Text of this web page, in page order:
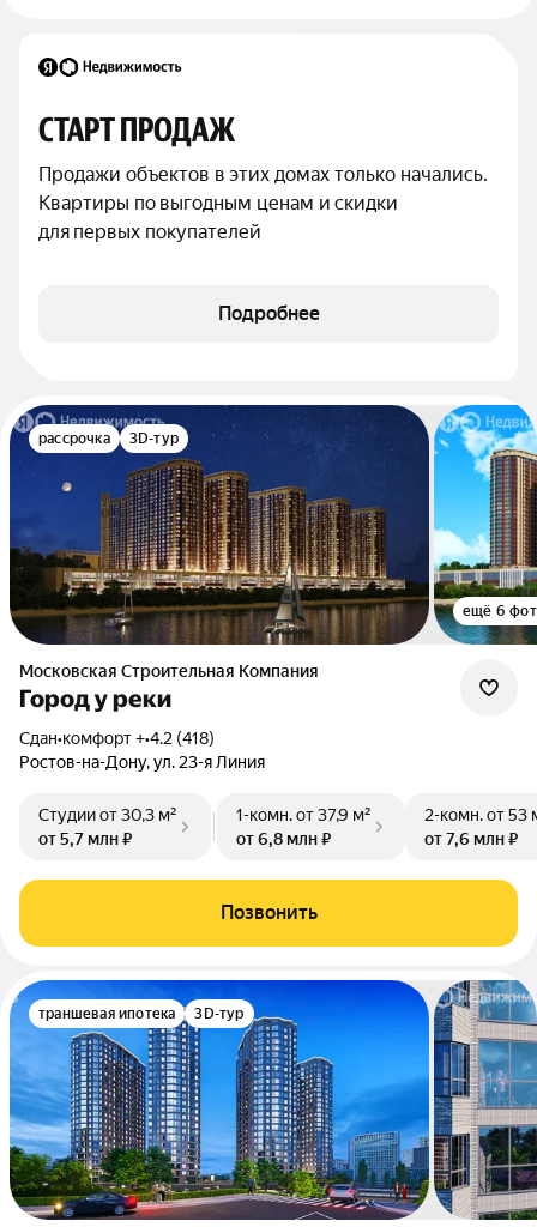
СТАРТ ПРОДАЖ
Продажи объектов в этих домах только начались.
Квартиры по выгодным ценам и скидки
для первых покупателей
Подробнее
рассрочка 3D-тур
ещё 6
Московская Строительная Компания
Город у реки
Сдан•комфорт +•4.2 (418)
Ростов-на-Дону, ул. 23-я Линия
Студииот 30,3 м²
от 5,7 млн ₽
1-комн.от 37,9 м²
от 6,8 млн ₽
2-комн.от 53
от 7,6 млн ₽
Позвонить
траншевая ипотека 3D-тур